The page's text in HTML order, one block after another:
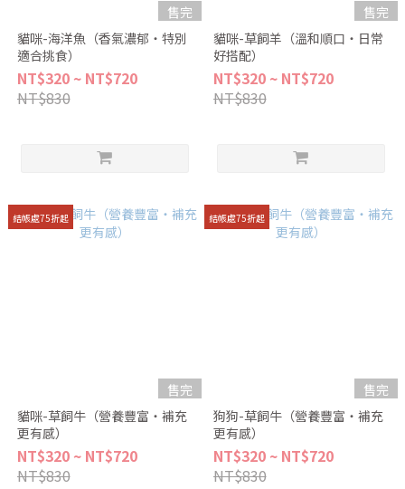
售完
貓咪-海洋魚（香氣濃郁・特別
適合挑食）
NT$320 ~ NT$720
NT$830
售完
貓咪-草飼羊（溫和順口・日常
好搭配）
NT$320 ~ NT$720
NT$830
結帳處75折起
售完
貓咪-草飼牛（營養豐富・補充
更有感）
NT$320 ~ NT$720
NT$830
結帳處75折起
售完
狗狗-草飼牛（營養豐富・補充
更有感）
NT$320 ~ NT$720
NT$830